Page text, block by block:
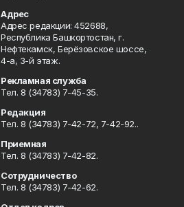
Адрес
Адрес редакции: 452688,
Республика Башкортостан, г.
Нефтекамск, Берёзовское шоссе,
4-а, 3-й этаж.
Рекламная служба
Тел. 8 (34783) 7-45-35.
Редакция
Тел. 8 (34783) 7-42-72, 7-42-92..
Приемная
Тел. 8 (34783) 7-42-82.
Сотрудничество
Тел. 8 (34783) 7-42-62.